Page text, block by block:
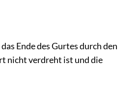
Ende des Gurtes durch den
nicht verdreht ist und die